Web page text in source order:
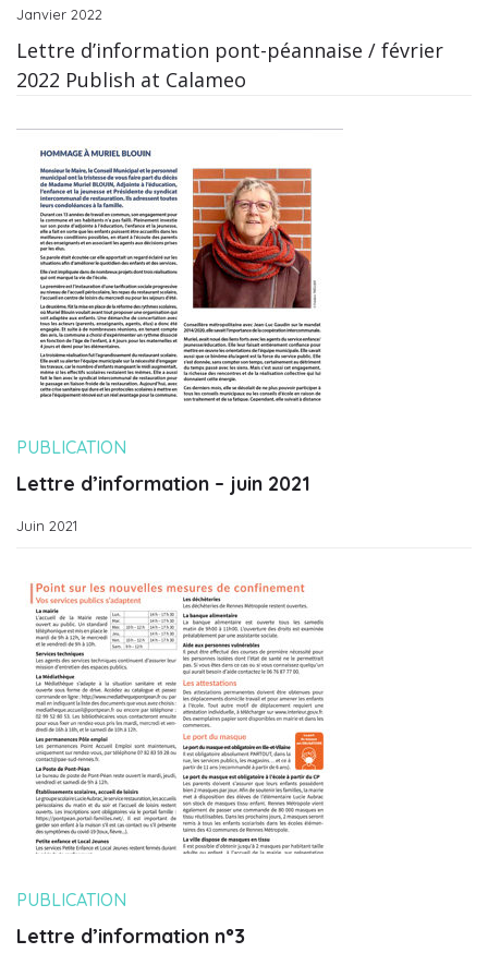
Janvier 2022
Lettre d’information pont-péannaise / février
2022 Publish at Calameo
PUBLICATION
Lettre d’information – juin 2021
Juin 2021
PUBLICATION
Lettre d’information n°3